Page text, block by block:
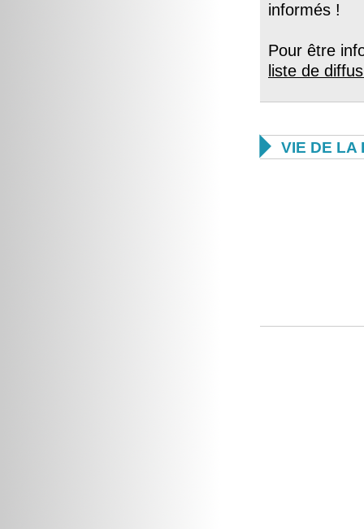
informés !
Pour être
liste de
 VIE DE LA